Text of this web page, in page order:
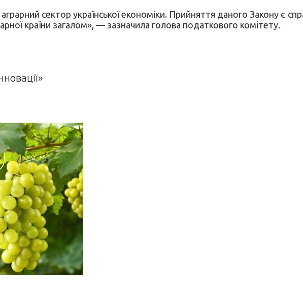
сектор української економіки. Прийняття даного Закону є
країни загалом», — зазначила голова податкового комітету.